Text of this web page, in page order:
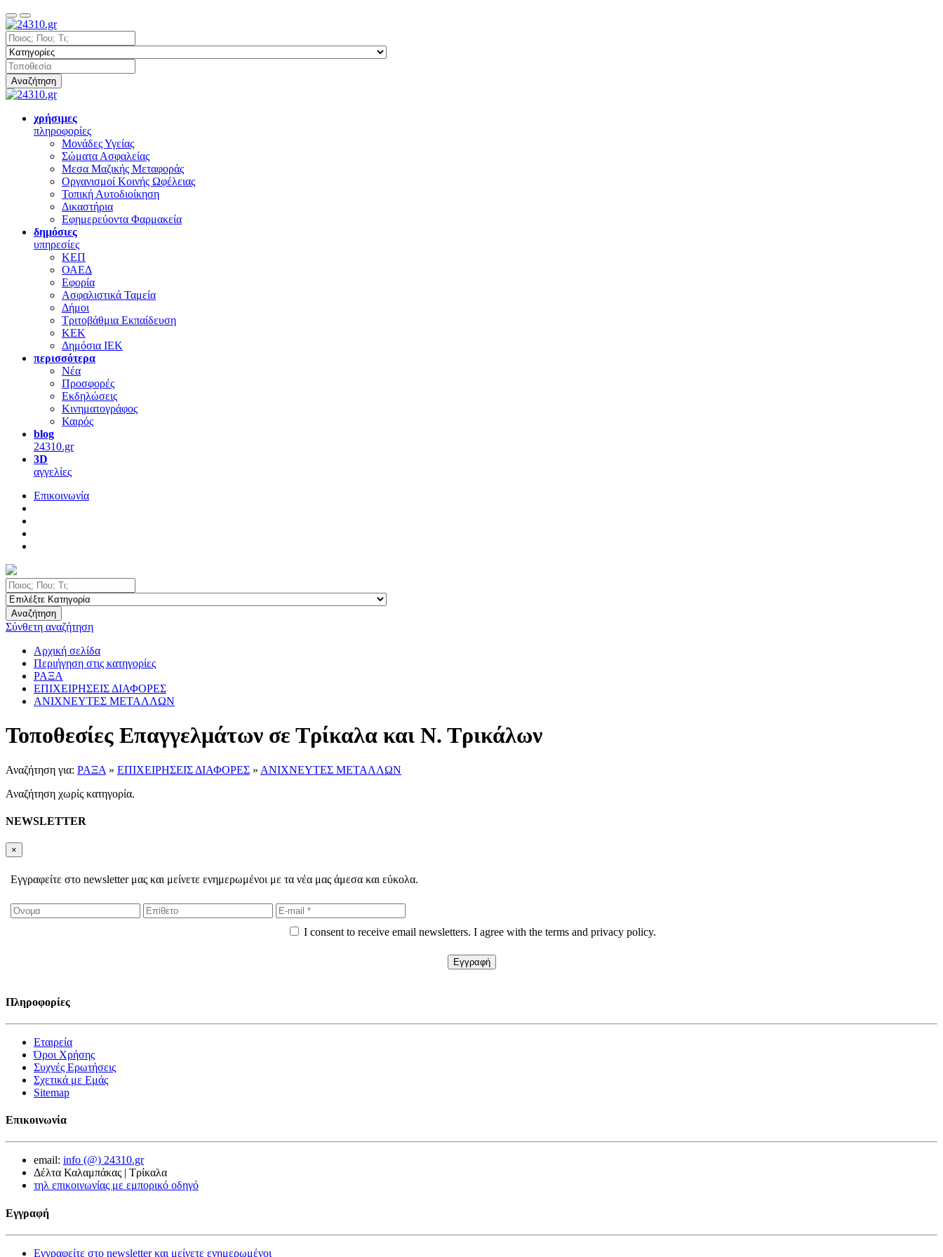
Αναζήτηση
χρήσιμες
πληροφορίες
Μονάδες Υγείας
Σώματα Ασφαλείας
Μεσα Μαζικής Μεταφοράς
Οργανισμοί Κοινής Ωφέλειας
Τοπική Αυτοδιοίκηση
Δικαστήρια
Εφημερεύοντα Φαρμακεία
δημόσιες
υπηρεσίες
ΚΕΠ
ΟΑΕΔ
Εφορία
Ασφαλιστικά Ταμεία
Δήμοι
Τριτοβάθμια Εκπαίδευση
ΚΕΚ
Δημόσια ΙΕΚ
περισσότερα
Νέα
Προσφορές
Εκδηλώσεις
Κινηματογράφος
Καιρός
blog
24310.gr
3D
αγγελίες
Επικοινωνία
Αναζήτηση
Σύνθετη αναζήτηση
Αρχική σελίδα
Περιήγηση στις κατηγορίες
ΡΑΞΑ
ΕΠΙΧΕΙΡΗΣΕΙΣ ΔΙΑΦΟΡΕΣ
ΑΝΙΧΝΕΥΤΕΣ ΜΕΤΑΛΛΩΝ
Τοποθεσίες Επαγγελμάτων σε Τρίκαλα και Ν. Τρικάλων
Αναζήτηση για: ΡΑΞΑ » ΕΠΙΧΕΙΡΗΣΕΙΣ ΔΙΑΦΟΡΕΣ » ΑΝΙΧΝΕΥΤΕΣ ΜΕΤΑΛΛΩΝ
Αναζήτηση χωρίς κατηγορία.
NEWSLETTER
×
Εγγραφείτε στο newsletter μας και μείνετε ενημερωμένοι με τα νέα μας άμεσα και εύκολα.
I consent to receive email newsletters. I agree with the terms and privacy policy.
Πληροφορίες
Εταιρεία
Όροι Χρήσης
Συχνές Ερωτήσεις
Σχετικά με Εμάς
Sitemap
Επικοινωνία
email: info (@) 24310.gr
Δέλτα Καλαμπάκας | Τρίκαλα
τηλ επικοινωνίας με εμπορικό οδηγό
Εγγραφή
Εγγραφείτε στο newsletter και μείνετε ενημερωμένοι